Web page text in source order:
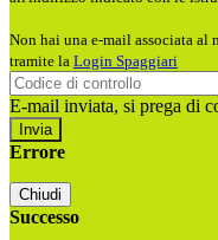
Non hai una e-mail associata al
tramite la Login Spaggiari
E-mail inviata, si prega di
Errore
Chiudi
Successo